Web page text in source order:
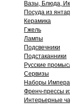
Вазы, Блюда,
Посуда из
Керамика
Гжель
Лампы
Подсвечники
Подстаканники
Русские
Сервизы
Наборы
Френч-прессы
Интерьерные